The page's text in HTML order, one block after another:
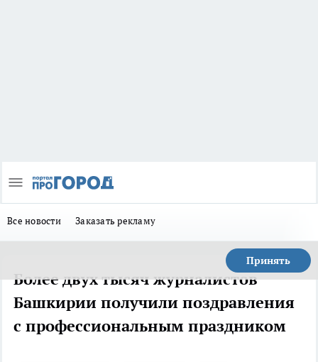
Все новости Заказать рекламу
Принять
Более двух тысяч журналистов
Башкирии получили поздравления
с профессиональным праздником